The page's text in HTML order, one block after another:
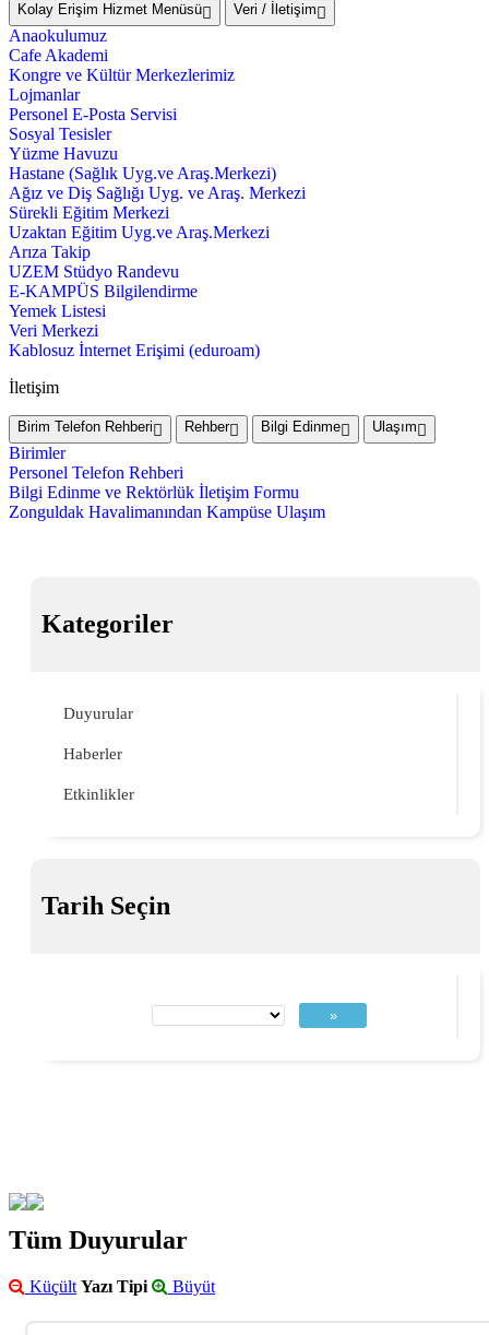
Kolay Erişim Hizmet Menüsü
Veri / İletişim
Anaokulumuz
Cafe Akademi
Kongre ve Kültür Merkezlerimiz
Lojmanlar
Personel E-Posta Servisi
Sosyal Tesisler
Yüzme Havuzu
Hastane (Sağlık Uyg.ve Araş.Merkezi)
Ağız ve Diş Sağlığı Uyg. ve Araş. Merkezi
Sürekli Eğitim Merkezi
Uzaktan Eğitim Uyg.ve Araş.Merkezi
Arıza Takip
UZEM Stüdyo Randevu
E-KAMPÜS Bilgilendirme
Yemek Listesi
Veri Merkezi
Kablosuz İnternet Erişimi (eduroam)
İletişim
Birim Telefon Rehberi Rehber Bilgi Edinme Ulaşım
Birimler
Personel Telefon Rehberi
Bilgi Edinme ve Rektörlük İletişim Formu
Zonguldak Havalimanından Kampüse Ulaşım
Kategoriler
Duyurular
Haberler
Etkinlikler
Tarih Seçin
»
Tüm Duyurular
Küçült Yazı Tipi Büyüt